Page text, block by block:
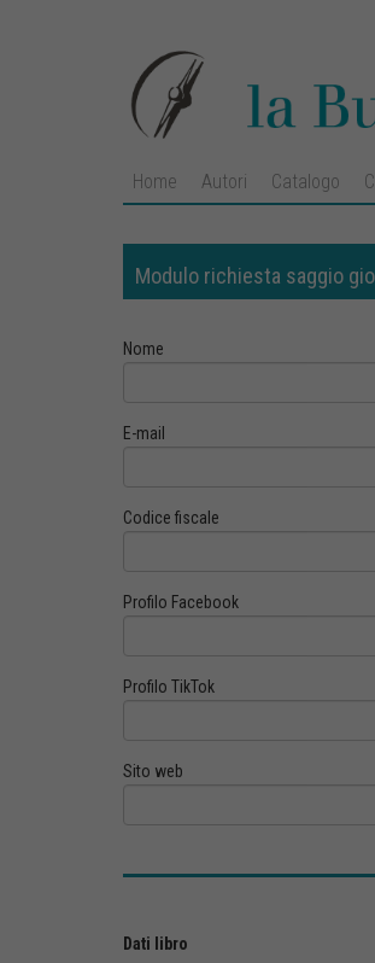
Home Autori Catalogo
Modulo richiesta saggio
Nome
E-mail
Codice fiscale
Profilo Facebook
Profilo TikTok
Sito web
Dati libro